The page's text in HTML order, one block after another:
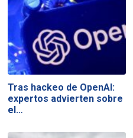
Tras hackeo de OpenAI:
expertos advierten sobre
el…